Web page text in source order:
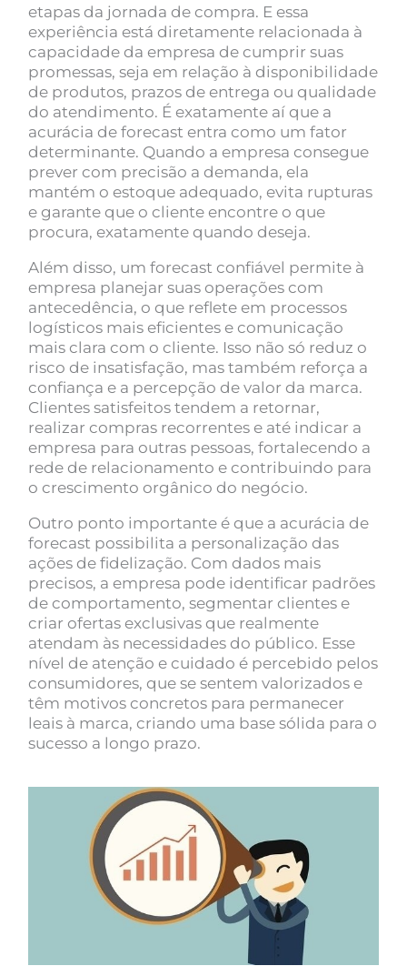
etapas da jornada de compra. E essa
experiência está diretamente relacionada à
capacidade da empresa de cumprir suas
promessas, seja em relação à disponibilidade
de produtos, prazos de entrega ou qualidade
do atendimento. É exatamente aí que a
acurácia de forecast entra como um fator
determinante. Quando a empresa consegue
prever com precisão a demanda, ela
mantém o estoque adequado, evita rupturas
e garante que o cliente encontre o que
procura, exatamente quando deseja.
Além disso, um forecast confiável permite à
empresa planejar suas operações com
antecedência, o que reflete em processos
logísticos mais eficientes e comunicação
mais clara com o cliente. Isso não só reduz o
risco de insatisfação, mas também reforça a
confiança e a percepção de valor da marca.
Clientes satisfeitos tendem a retornar,
realizar compras recorrentes e até indicar a
empresa para outras pessoas, fortalecendo a
rede de relacionamento e contribuindo para
o crescimento orgânico do negócio.
Outro ponto importante é que a acurácia de
forecast possibilita a personalização das
ações de fidelização. Com dados mais
precisos, a empresa pode identificar padrões
de comportamento, segmentar clientes e
criar ofertas exclusivas que realmente
atendam às necessidades do público. Esse
nível de atenção e cuidado é percebido pelos
consumidores, que se sentem valorizados e
têm motivos concretos para permanecer
leais à marca, criando uma base sólida para o
sucesso a longo prazo.